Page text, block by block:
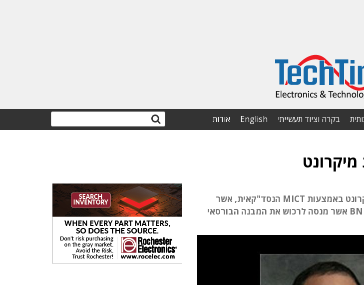
בקרה וציוד תעשייתי English אודות
לוקץ נכנס לתפקיד מנכ"ל זמני במקומו של דוד מרקוס. הוא שותף במיקרונט באמצעות MICT הנסד"קאית, אשר
מגייסת 9-16 מיליון דולר ממשקיעים אסטרטגיים, בהם BNN Technology אשר מנסה לרכוש את המבנה הבורסאי